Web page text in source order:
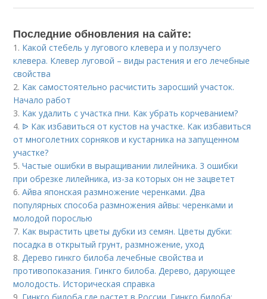
Последние обновления на сайте:
1. Какой стебель у лугового клевера и у ползучего
клевера. Клевер луговой – виды растения и его лечебные
свойства
2. Как самостоятельно расчистить заросший участок.
Начало работ
3. Как удалить с участка пни. Как убрать корчеванием?
4. ᐉ Как избавиться от кустов на участке. Как избавиться
от многолетних сорняков и кустарника на запущенном
участке?
5.Частые ошибки в выращивании лилейника. 3 ошибки
при обрезке лилейника, из-за которых он не зацветет
6.Айва японская размножение черенками. Два
популярных способа размножения айвы: черенками и
молодой порослью
7. Как вырастить цветы дубки из семян. Цветы дубки:
посадка в открытый грунт, размножение, уход
8.Дерево гинкго билоба лечебные свойства и
противопоказания. Гинкго билоба. Дерево, дарующее
молодость. Историческая справка